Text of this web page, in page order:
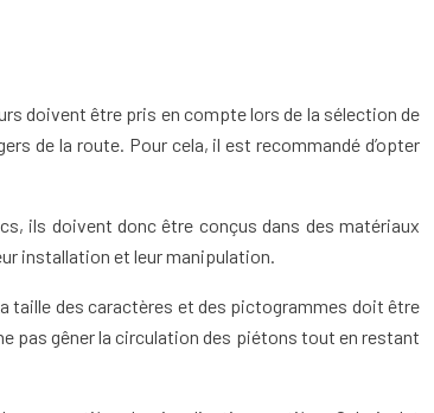
doivent être pris en compte lors de la sélection de
de la route. Pour cela, il est recommandé d’opter
ils doivent donc être conçus dans des matériaux
installation et leur manipulation.
taille des caractères et des pictogrammes doit être
pas gêner la circulation des piétons tout en restant